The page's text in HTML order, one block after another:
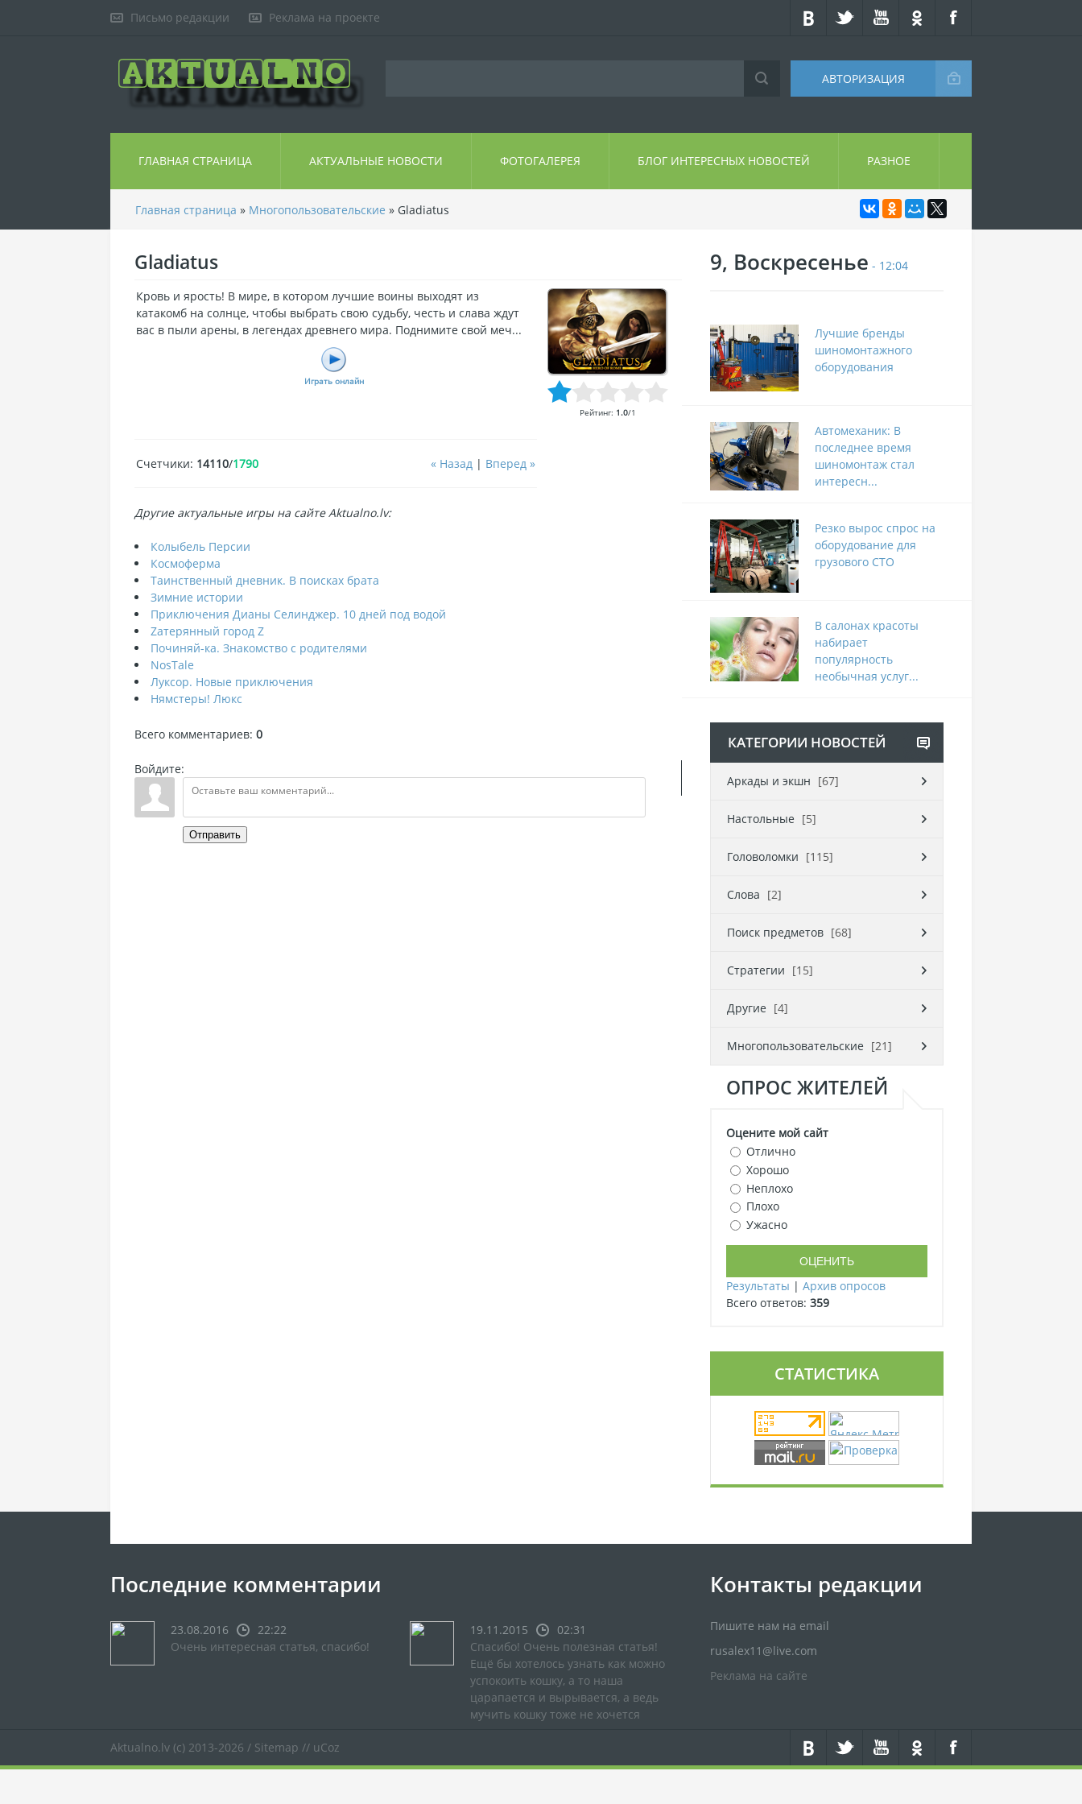
Письмо редакции Реклама на проекте
АВТОРИЗАЦИЯ
ГЛАВНАЯ СТРАНИЦА АКТУАЛЬНЫЕ НОВОСТИ ФОТОГАЛЕРЕЯ БЛОГ ИНТЕРЕСНЫХ НОВОСТЕЙ РАЗНОЕ
Главная страница » Многопользовательские » Gladiatus
Gladiatus
Кровь и ярость! В мире, в котором лучшие воины выходят из
катакомб на солнце, чтобы выбрать свою судьбу, честь и слава ждут
вас в пыли арены, в легендах древнего мира. Поднимите свой меч...
Играть онлайн
Рейтинг: 1.0/1
« Назад | Вперед »
Счетчики: 14110/1790
Другие актуальные игры на сайте Aktualno.lv:
Колыбель Персии
Космоферма
Таинственный дневник. В поисках брата
Зимние истории
Приключения Дианы Селинджер. 10 дней под водой
Zатерянный город Z
Починяй-ка. Знакомство с родителями
NosTale
Луксор. Новые приключения
Нямстеры! Люкс
Всего комментариев: 0
Войдите:
Отправить
9, Воскресенье - 12:04
Лучшие бренды
шиномонтажного
оборудования
Автомеханик: В
последнее время
шиномонтаж стал
интересн...
Резко вырос спрос на
оборудование для
грузового СТО
В салонах красоты
набирает
популярность
необычная услуг...
КАТЕГОРИИ НОВОСТЕЙ
Аркады и экшн [67]
Настольные [5]
Головоломки [115]
Слова [2]
Поиск предметов [68]
Стратегии [15]
Другие [4]
Многопользовательские [21]
ОПРОС ЖИТЕЛЕЙ
Оцените мой сайт
Отлично
Хорошо
Неплохо
Плохо
Ужасно
Результаты | Архив опросов
Всего ответов: 359
СТАТИСТИКА
Последние комментарии
23.08.2016
22:22
Очень интересная статья, спасибо!
19.11.2015
02:31
Спасибо! Очень полезная статья!
Ещё бы хотелось узнать как можно
успокоить кошку, а то наша
царапается и вырывается, а ведь
мучить кошку тоже не хочется
Контакты редакции
Пишите нам на email
rusalex11@live.com
Реклама на сайте
Aktualno.lv (c) 2013-2026 / Sitemap // uCoz